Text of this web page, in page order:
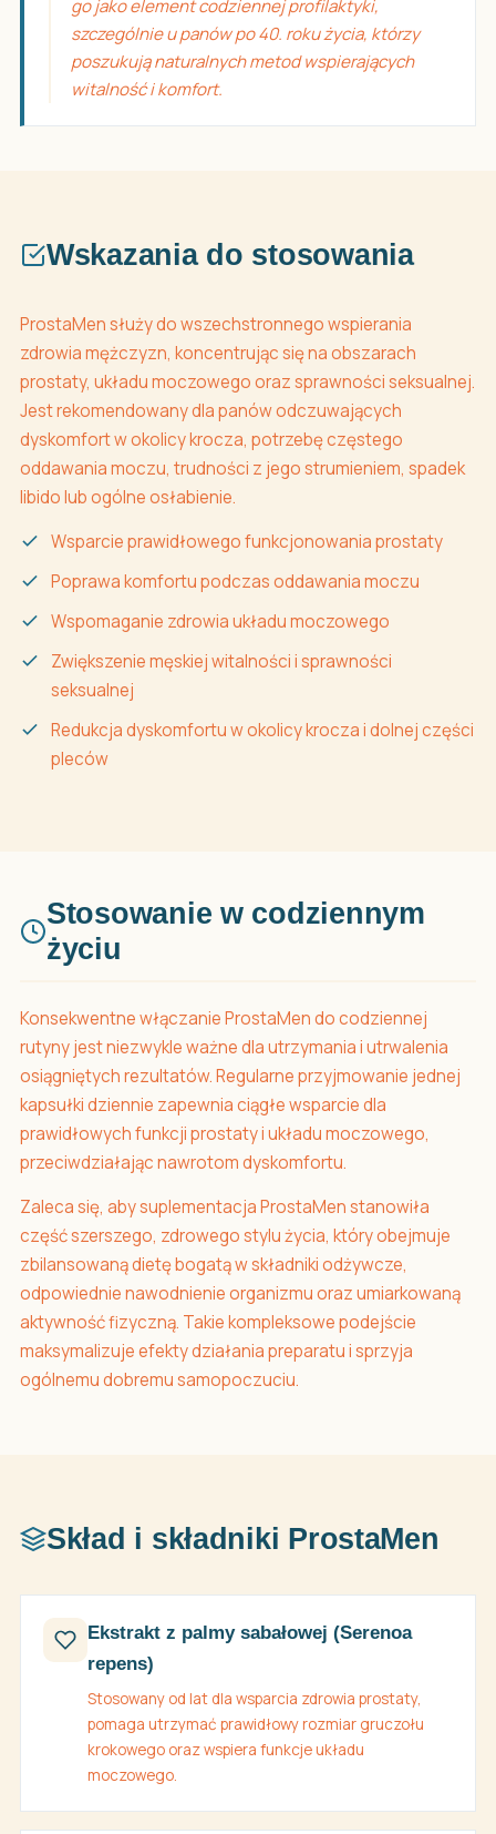
go jako element codziennej profilaktyki,
szczególnie u panów po 40. roku życia, którzy
poszukują naturalnych metod wspierających
witalność i komfort.
Wskazania do stosowania
ProstaMen służy do wszechstronnego wspierania
zdrowia mężczyzn, koncentrując się na obszarach
prostaty, układu moczowego oraz sprawności seksualnej.
Jest rekomendowany dla panów odczuwających
dyskomfort w okolicy krocza, potrzebę częstego
oddawania moczu, trudności z jego strumieniem, spadek
libido lub ogólne osłabienie.
Wsparcie prawidłowego funkcjonowania prostaty
Poprawa komfortu podczas oddawania moczu
Wspomaganie zdrowia układu moczowego
Zwiększenie męskiej witalności i sprawności
seksualnej
Redukcja dyskomfortu w okolicy krocza i dolnej części
pleców
Stosowanie w codziennym
życiu
Konsekwentne włączanie ProstaMen do codziennej
rutyny jest niezwykle ważne dla utrzymania i utrwalenia
osiągniętych rezultatów. Regularne przyjmowanie jednej
kapsułki dziennie zapewnia ciągłe wsparcie dla
prawidłowych funkcji prostaty i układu moczowego,
przeciwdziałając nawrotom dyskomfortu.
Zaleca się, aby suplementacja ProstaMen stanowiła
część szerszego, zdrowego stylu życia, który obejmuje
zbilansowaną dietę bogatą w składniki odżywcze,
odpowiednie nawodnienie organizmu oraz umiarkowaną
aktywność fizyczną. Takie kompleksowe podejście
maksymalizuje efekty działania preparatu i sprzyja
ogólnemu dobremu samopoczuciu.
Skład i składniki ProstaMen
Ekstrakt z palmy sabałowej (Serenoa
repens)
Stosowany od lat dla wsparcia zdrowia prostaty,
pomaga utrzymać prawidłowy rozmiar gruczołu
krokowego oraz wspiera funkcje układu
moczowego.